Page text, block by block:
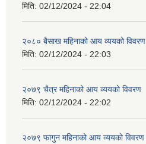
मिति: 02/12/2024 - 22:04
२०८० बैसाख महिनाको आय व्ययको विवरण
मिति: 02/12/2024 - 22:03
२०७९ चैत्र महिनाको आय व्ययको विवरण
मिति: 02/12/2024 - 22:02
२०७९ फागुन महिनाको आय व्ययको विवरण